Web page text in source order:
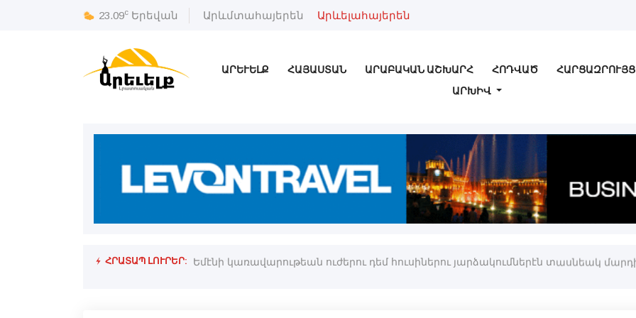
23.09c Երեվան Արևմտահայերեն Արևելահայերեն
ԱՐԵՒԵԼՔ ՀԱՅԱՍՏԱՆ ԱՐԱԲԱԿԱՆ ԱՇԽԱՐՀ ՀՈԴՎԱԾ ՀԱՐՑԱԶՐՈՒՅՑ
ԱՐԽԻՎ
ՀՐԱՏԱՊ ԼՈՒՐԵՐ: Կեանքը՝ երազ մը